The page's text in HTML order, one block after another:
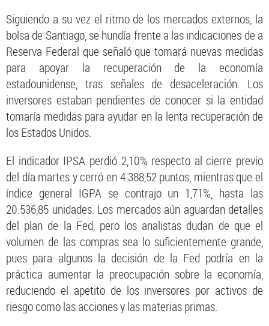
Siguiendo a su vez el ritmo de los mercados externos, la
bolsa de Santiago, se hundía frente a las indicaciones de a
Reserva Federal que señaló que tomará nuevas medidas
para apoyar la recuperación de la economía
estadounidense, tras señales de desaceleración. Los
inversores estaban pendientes de conocer si la entidad
tomaría medidas para ayudar en la lenta recuperación de
los Estados Unidos.
El indicador IPSA perdió 2,10% respecto al cierre previo
del día martes y cerró en 4.388,52 puntos, mientras que el
índice general IGPA se contrajo un 1,71%, hasta las
20.536,85 unidades. Los mercados aún aguardan detalles
del plan de la Fed, pero los analistas dudan de que el
volumen de las compras sea lo suficientemente grande,
pues para algunos la decisión de la Fed podría en la
práctica aumentar la preocupación sobre la economía,
reduciendo el apetito de los inversores por activos de
riesgo como las acciones y las materias primas.